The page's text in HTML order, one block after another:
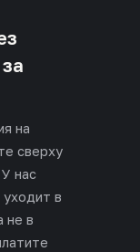
на
сверху
нас
в
не в